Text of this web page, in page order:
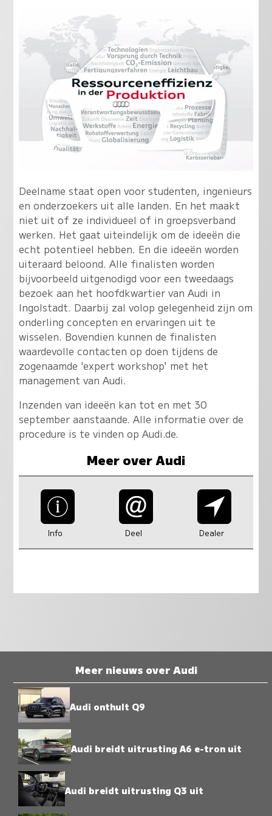
Deelname staat open voor studenten, ingenieurs
en onderzoekers uit alle landen. En het maakt
niet uit of ze individueel of in groepsverband
werken. Het gaat uiteindelijk om de ideeën die
echt potentieel hebben. En die ideeën worden
uiteraard beloond. Alle finalisten worden
bijvoorbeeld uitgenodigd voor een tweedaags
bezoek aan het hoofdkwartier van Audi in
Ingolstadt. Daarbij zal volop gelegenheid zijn om
onderling concepten en ervaringen uit te
wisselen. Bovendien kunnen de finalisten
waardevolle contacten op doen tijdens de
zogenaamde 'expert workshop' met het
management van Audi.
Inzenden van ideeën kan tot en met 30
september aanstaande. Alle informatie over de
procedure is te vinden op Audi.de.
Meer over Audi
Info Deel Dealer
Meer nieuws over Audi
Audi onthult Q9
Audi breidt uitrusting A6 e-tron uit
Audi breidt uitrusting Q3 uit